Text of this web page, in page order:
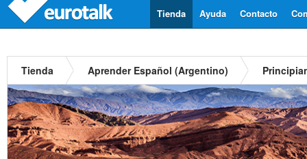
Contacto
Ayuda
Tienda
Tienda Aprender Español (Argentino)